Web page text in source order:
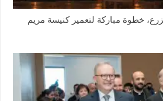
خطوة مباركة لتعمير كنيسة مريم